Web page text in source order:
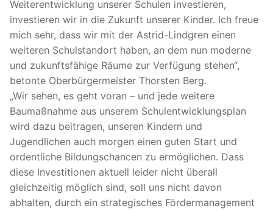
Weiterentwicklung unserer Schulen investieren,
investieren wir in die Zukunft unserer Kinder. Ich freue
mich sehr, dass wir mit der Astrid-Lindgren einen
weiteren Schulstandort haben, an dem nun moderne
und zukunftsfähige Räume zur Verfügung stehen“,
betonte Oberbürgermeister Thorsten Berg.
„Wir sehen, es geht voran – und jede weitere
Baumaßnahme aus unserem Schulentwicklungsplan
wird dazu beitragen, unseren Kindern und
Jugendlichen auch morgen einen guten Start und
ordentliche Bildungschancen zu ermöglichen. Dass
diese Investitionen aktuell leider nicht überall
gleichzeitig möglich sind, soll uns nicht davon
abhalten, durch ein strategisches Fördermanagement